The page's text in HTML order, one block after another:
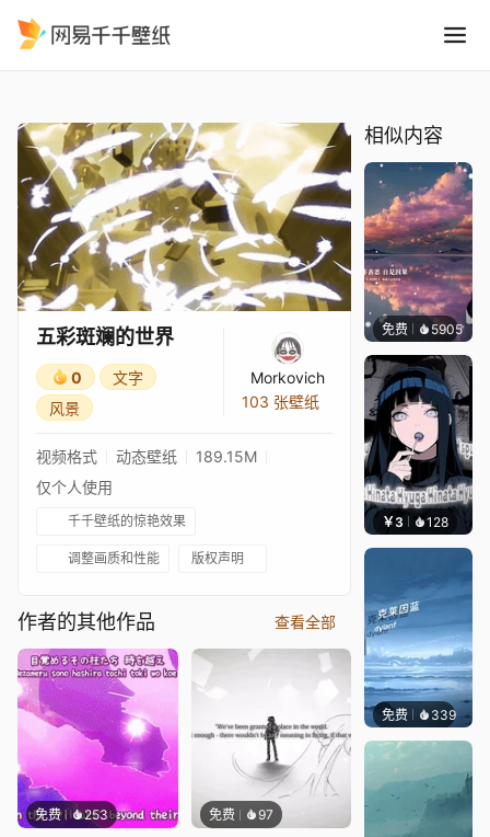
五彩斑斓的世界
0
文字
风景
Morkovich
103 张壁纸
视频格式 动态壁纸
189.15M
仅个人使用
千千壁纸的惊艳效果
调整画质和性能 版权声明
作者的其他作品 查看全部
免费 253 免费 97
相似内容
免费 5905冰茶
￥3 128 与李
免费 339冰茶Ln